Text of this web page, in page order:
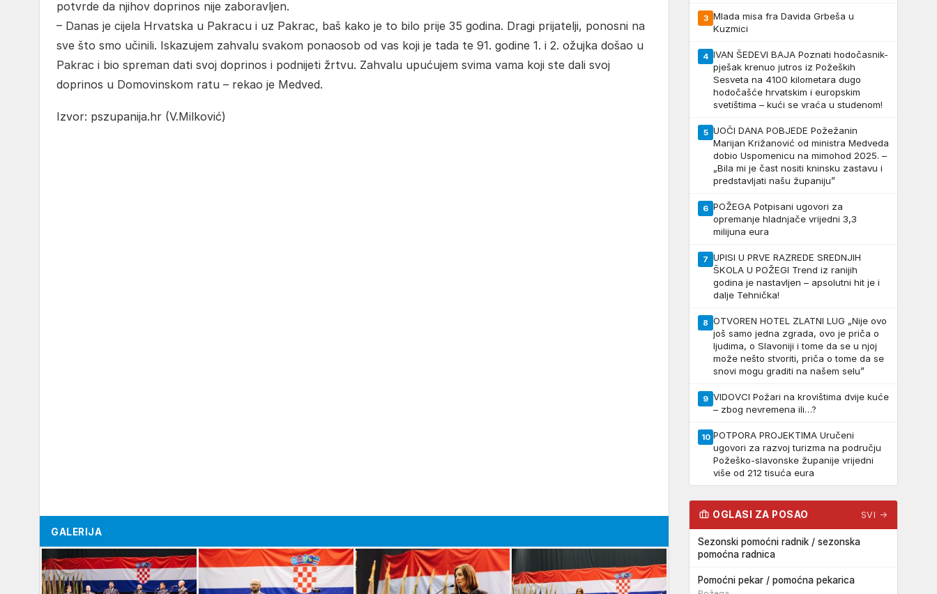
potvrde da njihov doprinos nije zaboravljen.
– Danas je cijela Hrvatska u Pakracu i uz Pakrac, baš kako je to bilo prije 35 godina. Dragi prijatelji, ponosni na
sve što smo učinili. Iskazujem zahvalu svakom ponaosob od vas koji je tada te 91. godine 1. i 2. ožujka došao u
Pakrac i bio spreman dati svoj doprinos i podnijeti žrtvu. Zahvalu upućujem svima vama koji ste dali svoj
doprinos u Domovinskom ratu – rekao je Medved.
Izvor: pszupanija.hr (V.Milković)
GALERIJA
3 Mlada misa fra Davida Grbeša u
Kuzmici
4 IVAN ŠEDEVI BAJA Poznati hodočasnik-
pješak krenuo jutros iz Požeških
Sesveta na 4100 kilometara dugo
hodočašće hrvatskim i europskim
svetištima – kući se vraća u studenom!
5 UOČI DANA POBJEDE Požežanin
Marijan Križanović od ministra Medveda
dobio Uspomenicu na mimohod 2025. –
„Bila mi je čast nositi kninsku zastavu i
predstavljati našu županiju”
6 POŽEGA Potpisani ugovori za
opremanje hladnjače vrijedni 3,3
milijuna eura
7 UPISI U PRVE RAZREDE SREDNJIH
ŠKOLA U POŽEGI Trend iz ranijih
godina je nastavljen – apsolutni hit je i
dalje Tehnička!
8 OTVOREN HOTEL ZLATNI LUG „Nije ovo
još samo jedna zgrada, ovo je priča o
ljudima, o Slavoniji i tome da se u njoj
može nešto stvoriti, priča o tome da se
snovi mogu graditi na našem selu”
9 VIDOVCI Požari na krovištima dvije kuće
– zbog nevremena ili…?
10 POTPORA PROJEKTIMA Uručeni
ugovori za razvoj turizma na području
Požeško-slavonske županije vrijedni
više od 212 tisuća eura
OGLASI ZA POSAO SVI →
Sezonski pomoćni radnik / sezonska
pomoćna radnica
Pomoćni pekar / pomoćna pekarica